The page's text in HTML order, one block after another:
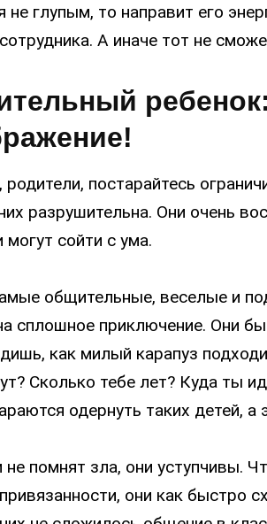
не глупым, то направит его
А иначе тот не
родители, постарайтесь
разрушительна. Они очень
могут сойти с ума.
общительные, веселые и
сплошное приключение. Они
как милый карапуз
Сколько тебе лет? Куда ты
одернуть таких детей,
не помнят зла, они уступчивы.
они как быстро